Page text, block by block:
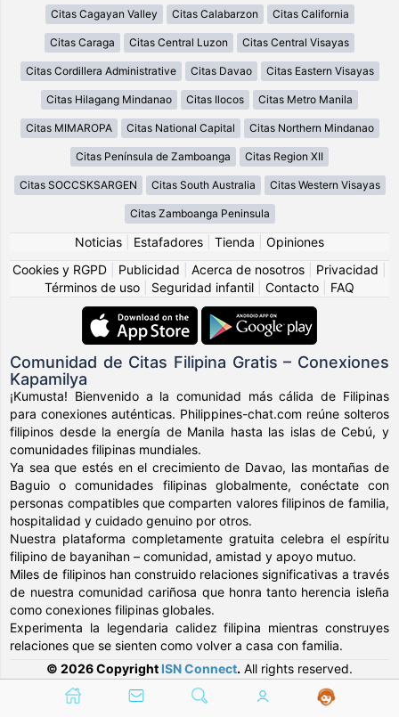
Citas Cagayan Valley Citas Calabarzon Citas California
Citas Caraga Citas Central Luzon Citas Central Visayas
Citas Cordillera Administrative Citas Davao Citas Eastern Visayas
Citas Hilagang Mindanao Citas Ilocos Citas Metro Manila
Citas MIMAROPA Citas National Capital Citas Northern Mindanao
Citas Península de Zamboanga Citas Region XII
Citas SOCCSKSARGEN Citas South Australia Citas Western Visayas
Citas Zamboanga Peninsula
Noticias Estafadores Tienda
Opiniones
Cookies y RGPD
Publicidad Acerca de nosotros Privacidad
Términos de uso
Seguridad infantil Contacto FAQ
Comunidad de Citas Filipina Gratis – Conexiones
Kapamilya
¡Kumusta! Bienvenido a la comunidad más cálida de Filipinas
para conexiones auténticas. Philippines-chat.com reúne solteros
filipinos desde la energía de Manila hasta las islas de Cebú, y
comunidades filipinas mundiales.
Ya sea que estés en el crecimiento de Davao, las montañas de
Baguio o comunidades filipinas globalmente, conéctate con
personas compatibles que comparten valores filipinos de familia,
hospitalidad y cuidado genuino por otros.
Nuestra plataforma completamente gratuita celebra el espíritu
filipino de bayanihan – comunidad, amistad y apoyo mutuo.
Miles de filipinos han construido relaciones significativas a través
de nuestra comunidad cariñosa que honra tanto herencia isleña
como conexiones filipinas globales.
Experimenta la legendaria calidez filipina mientras construyes
relaciones que se sienten como volver a casa con familia.
© 2026 Copyright ISN Connect. All rights reserved.